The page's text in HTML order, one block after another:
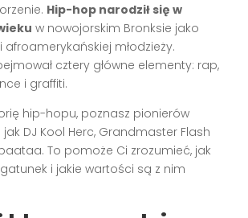
Hip-hop narodził się w
w nowojorskim Bronksie jako
młodzieży.
cztery główne elementy: rap,
i graffiti.
hip-hopu, poznasz pionierów
DJ Kool Herc, Grandmaster Flash
To pomoże Ci zrozumieć, jak
i jakie wartości są z nim